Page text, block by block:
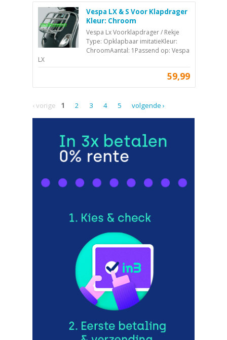
Vespa LX & S Voor Klapdrager
Kleur: Chroom
Vespa Lx Voorklapdrager / Rekje
Type: Opklapbaar imitatieKleur:
ChroomAantal: 1Passend op: Vespa
LX
59,99
‹ vorige 1 2 3 4 5 volgende ›